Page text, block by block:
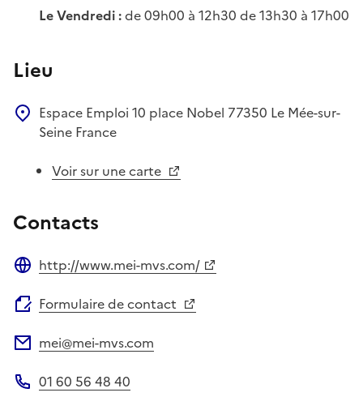
Le Vendredi :de 09h00 à 12h30 de 13h30 à 17h00
Lieu
Espace Emploi 10 place Nobel 77350 Le Mée-sur-
Seine France
Voir sur une carte
Contacts
http://www.mei-mvs.com/
Formulaire de contact
mei@mei-mvs.com
01 60 56 48 40